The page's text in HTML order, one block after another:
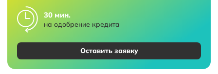
30 мин.
на одобрение кредита
Оставить заявку